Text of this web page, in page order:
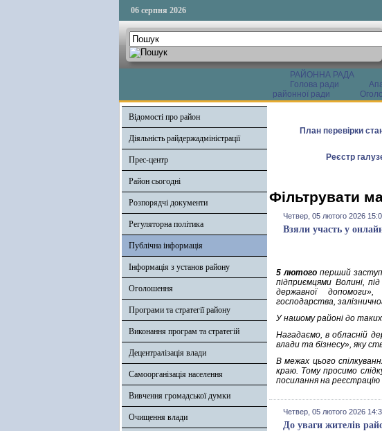
06 серпня 2026
РАЙОННА РАДА
Голова ради
районної ради
Відомості про район
Діяльність райдержадміністрації
Прес-центр
Район сьогодні
Розпорядчі документи
Регуляторна політика
Публічна інформація
Інформація з установ району
Оголошення
Програми та стратегії району
Виконання програм та стратегій
Децентралізація влади
Самоорганізація населення
Вивчення громадської думки
Очищення влади
План перевірки
Реєстр
Фільтрувати
Четвер, 05 лютого 2026
Взяли участь у
5 лютогоперший
підприємцями Волині,
державної допомоги»,
господарства,
У нашому районі до
Нагадаємо, в обласній
влади та бізнесу», яку
В межах цього
краю. Тому просимо
посилання на реєстрацію
Четвер, 05 лютого 2026
До уваги жителів